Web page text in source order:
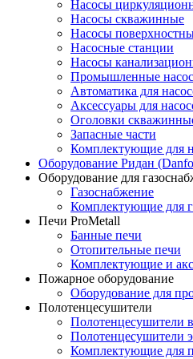
Насосы
Насосы скважинные
Насосы
Насосные станции
Насосы
Промышленные
Автоматика для
Аксессуары для
Оголовки
Запасные части
Комплектующие для
Оборудование Ридан
Оборудование для
Газоснабжение
Комплектующие для
Печи ProMetall
Банные печи
Отопительные печи
Комплектующие и
Пожарное оборудование
Оборудование для
Полотенцесушители
Полотенцесушители
Полотенцесушители
Комплектующие для